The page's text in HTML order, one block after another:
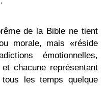
de la Bible ne tient
morale, mais «réside
émotionnelles,
chacune représentant
les temps quelque